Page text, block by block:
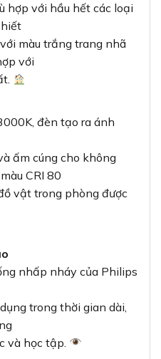
hợp với hầu hết các loại
màu trắng trang nhã
với
đèn tạo ra ánh
ấm cúng cho không
CRI 80
vật trong phòng được
nhấp nháy của Philips
trong thời gian dài,
và học tập.